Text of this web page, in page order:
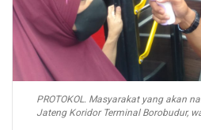
PROTOKOL. Masyarakat yang akan
Jateng Koridor Terminal Borobudur,